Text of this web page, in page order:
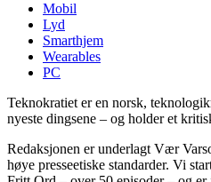
Mobil
Lyd
Smarthjem
Wearables
PC
Teknokratiet er en norsk,
nyeste dingsene – og holder et
Redaksjonen er underlagt Vær
høye presseetiske standarder. Vi